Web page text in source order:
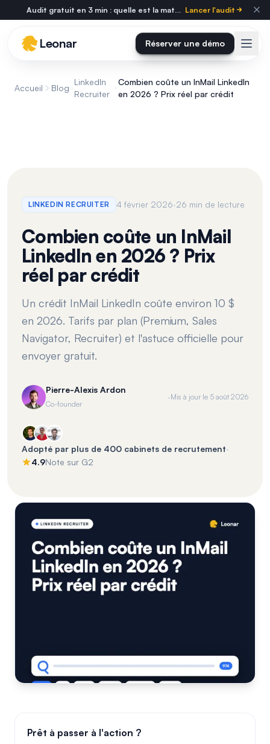
Skip to main content Audit gratuit en 3 min : quelle est la maturité tech de votre cabinet ? Lancer l'audit
Leonar Réserver une démo
Accueil Blog
LinkedIn
Recruiter
Combien coûte un InMail LinkedIn
en 2026 ? Prix réel par crédit
LINKEDIN RECRUITER 4 février 2026·26 min de lecture
Combien coûte un InMail
LinkedIn en 2026 ? Prix
réel par crédit
Un crédit InMail LinkedIn coûte environ 10 $
en 2026. Tarifs par plan (Premium, Sales
Navigator, Recruiter) et l'astuce officielle pour
envoyer gratuit.
Pierre-Alexis Ardon
Co-founder
·Mis à jour le 5 août 2026
Adopté par plus de 400 cabinets de recrutement·
4.9Note sur G2
Prêt à passer à l'action ?